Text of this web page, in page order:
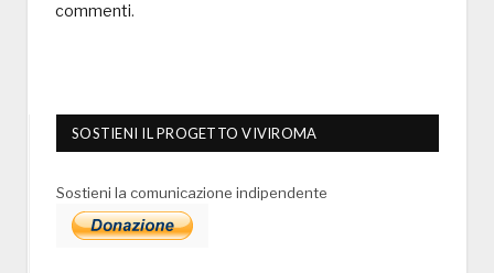
commenti.
SOSTIENI IL PROGETTO VIVIROMA
Sostieni la comunicazione indipendente